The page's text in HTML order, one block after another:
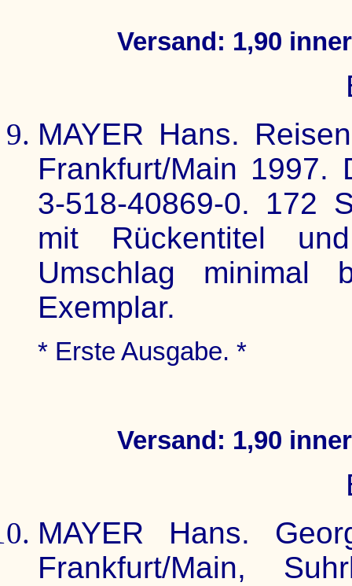
Versand: 1,90
MAYER Hans.
Frankfurt/Main 1997.
3-518-40869-0. 172
mit Rückentitel
Umschlag minimal
Exemplar.
* Erste Ausgabe. *
Versand: 1,90
MAYER Hans.
Frankfurt/Main,